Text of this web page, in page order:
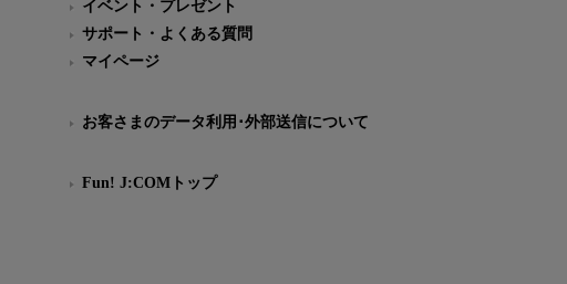
イベント・プレゼント
サポート・よくある質問
マイページ
お客さまのデータ利用･外部送信について
Fun! J:COMトップ